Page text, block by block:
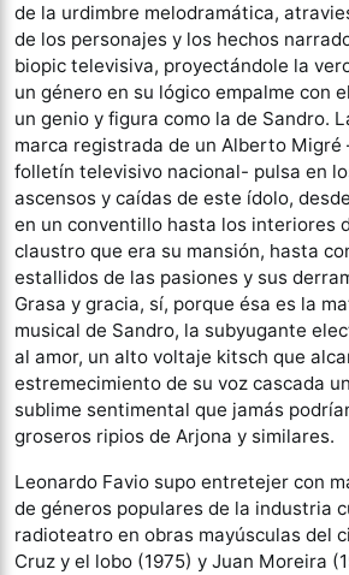
de la urdimbre melodramática,
de los personajes y los hechos
biopic televisiva, proyectándole la
un género en su lógico empalme con
un genio y figura como la de Sandro.
marca registrada de un Alberto Migré
folletín televisivo nacional- pulsa en
ascensos y caídas de este ídolo,
en un conventillo hasta los interiores
claustro que era su mansión, hasta
estallidos de las pasiones y sus
Grasa y gracia, sí, porque ésa es la
musical de Sandro, la subyugante
al amor, un alto voltaje kitsch que
estremecimiento de su voz cascada
sublime sentimental que jamás
groseros ripios de Arjona y similares.
Leonardo Favio supo entretejer con
de géneros populares de la industria
radioteatro en obras mayúsculas del
Cruz y el lobo (1975) y Juan Moreira